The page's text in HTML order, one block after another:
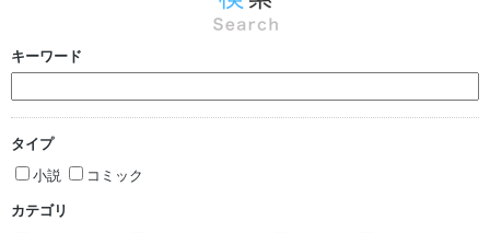
キーワード
タイプ
小説
コミック
カテゴリ